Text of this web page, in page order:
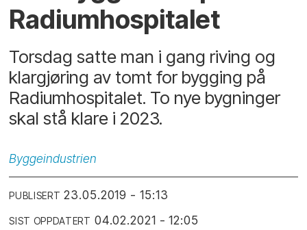
Radiumhospitalet
Torsdag satte man i gang riving og
klargjøring av tomt for bygging på
Radiumhospitalet. To nye bygninger
skal stå klare i 2023.
Byggeindustrien
PUBLISERT 23.05.2019 - 15:13
SIST OPPDATERT 04.02.2021 - 12:05